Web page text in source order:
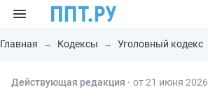
Главная Кодексы Уголовный кодекс
Действующая редакция ⸱ от 21 июня 2026